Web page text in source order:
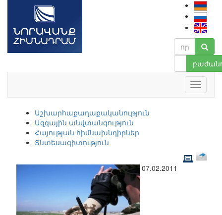
Աշխարհաքաղաքականություն
Ազգային անվտանգություն
Հայության հիմնախնդիրներ
Տնտեսագիտություն
07.02.2011